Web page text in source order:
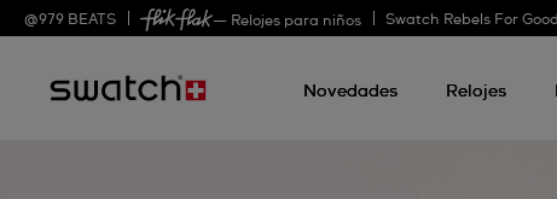
@979 BEATS — Relojes para niños Swatch Rebels For Good
Novedades Relojes